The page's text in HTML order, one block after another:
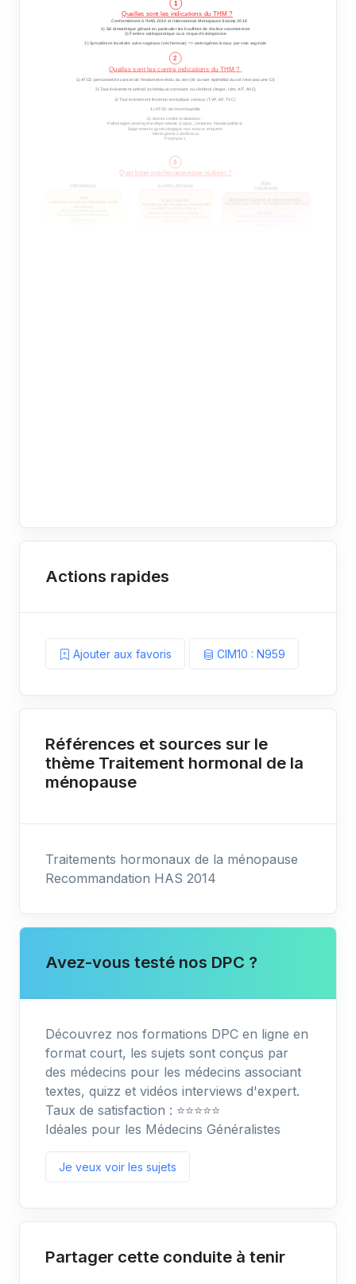
Actions rapides
Ajouter aux favoris CIM10 : N959
Références et sources sur le
thème Traitement hormonal de la
ménopause
Traitements hormonaux de la ménopause
Recommandation HAS 2014
Avez-vous testé nos DPC ?
Découvrez nos formations DPC en ligne en
format court, les sujets sont conçus par
des médecins pour les médecins associant
textes, quizz et vidéos interviews d'expert.
Taux de satisfaction : ⭐️⭐️⭐️⭐️⭐️
Idéales pour les Médecins Généralistes
Je veux voir les sujets
Partager cette conduite à tenir